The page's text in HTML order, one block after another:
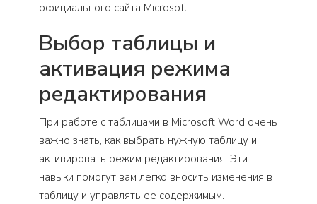
официального сайта Microsoft.
Выбор таблицы и
активация режима
редактирования
При работе с таблицами в Microsoft Word очень
важно знать, как выбрать нужную таблицу и
активировать режим редактирования. Эти
навыки помогут вам легко вносить изменения в
таблицу и управлять ее содержимым.